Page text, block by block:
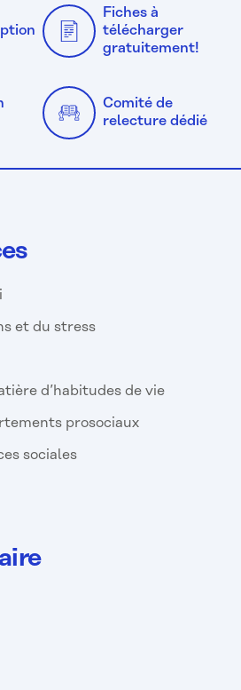
Fiches à
télécharger
gratuitement!
Comité de
relecture dédié
et du stress
d’habitudes de vie
prosociaux
sociales